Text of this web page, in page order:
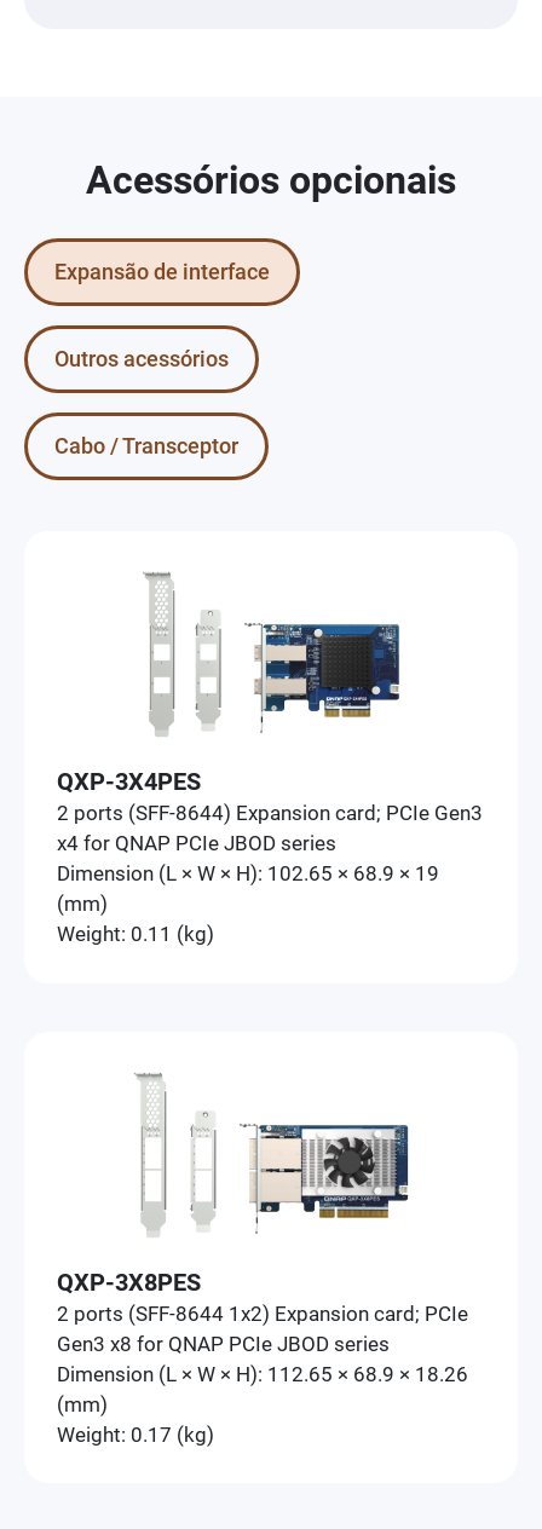
Acessórios opcionais
Expansão de interface
Outros acessórios
Cabo / Transceptor
QXP-3X4PES
2 ports (SFF-8644) Expansion card; PCIe Gen3
x4 for QNAP PCIe JBOD series
Dimension (L × W × H): 102.65 × 68.9 × 19
(mm)
Weight: 0.11 (kg)
QXP-3X8PES
2 ports (SFF-8644 1x2) Expansion card; PCIe
Gen3 x8 for QNAP PCIe JBOD series
Dimension (L × W × H): 112.65 × 68.9 × 18.26
(mm)
Weight: 0.17 (kg)